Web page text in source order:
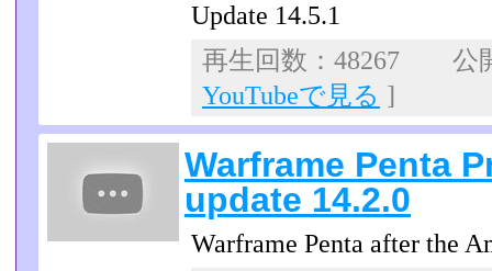
Update 14.5.1
再生回数：48267 公
YouTubeで見る ]
Warframe Penta
update 14.2.0
Warframe Penta after the